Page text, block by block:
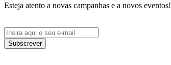
Esteja atento a novas campanhas e a novos eventos!